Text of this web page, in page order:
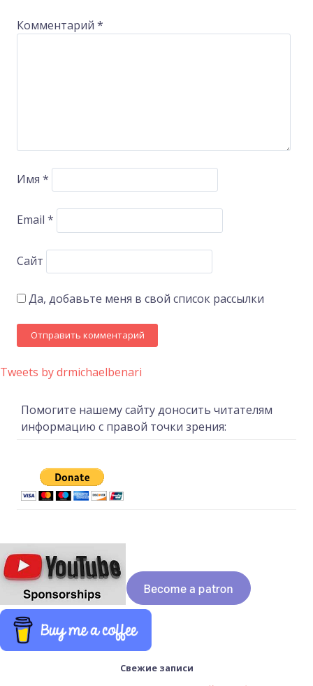
Комментарий *
Имя *
Email *
Сайт
Да, добавьте меня в свой список рассылки
Tweets by drmichaelbenari
Помогите нашему сайту доносить читателям
информацию с правой точки зрения:
Свежие записи